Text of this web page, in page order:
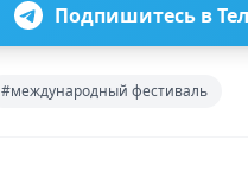
Подпишитесь в
#международный фестиваль